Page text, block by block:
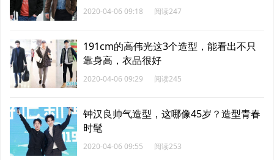
2020-04-06 09:18 阅读247
191cm的高伟光这3个造型，能看出不只
靠身高，衣品很好
2020-04-06 09:29 阅读245
钟汉良帅气造型，这哪像45岁？造型青春
时髦
2020-04-06 09:55 阅读253